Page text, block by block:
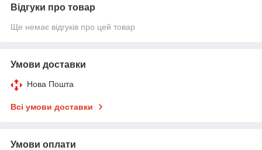
Відгуки про товар
Ще немає відгуків про цей товар
Умови доставки
Нова Пошта
Всі умови доставки
Умови оплати